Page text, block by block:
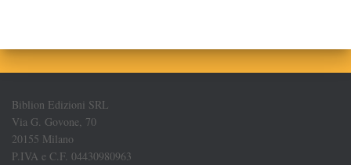
Biblion Edizioni SRL
Via G. Govone, 70
20155 Milano
P.IVA e C.F. 04430980963